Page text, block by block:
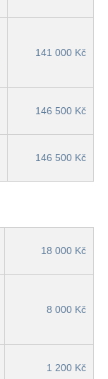
141 000 Kč
146 500 Kč
146 500 Kč
18 000 Kč
8 000 Kč
1 200 Kč